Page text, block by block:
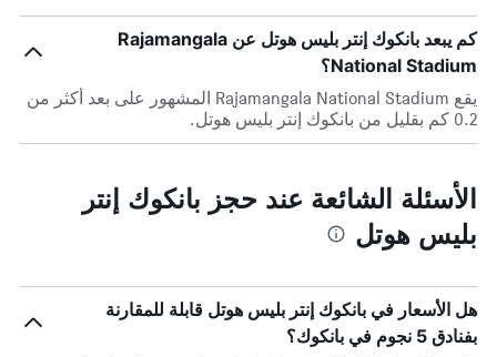
كم يبعد بانكوك إنتر بليس هوتل عن Rajamangala
National Stadium؟
يقع Rajamangala National Stadium المشهور على بعد أكثر من
0.2 كم بقليل من بانكوك إنتر بليس هوتل.
الأسئلة الشائعة عند حجز بانكوك إنتر
بليس هوتل
هل الأسعار في بانكوك إنتر بليس هوتل قابلة للمقارنة
بفنادق 5 نجوم في بانكوك؟